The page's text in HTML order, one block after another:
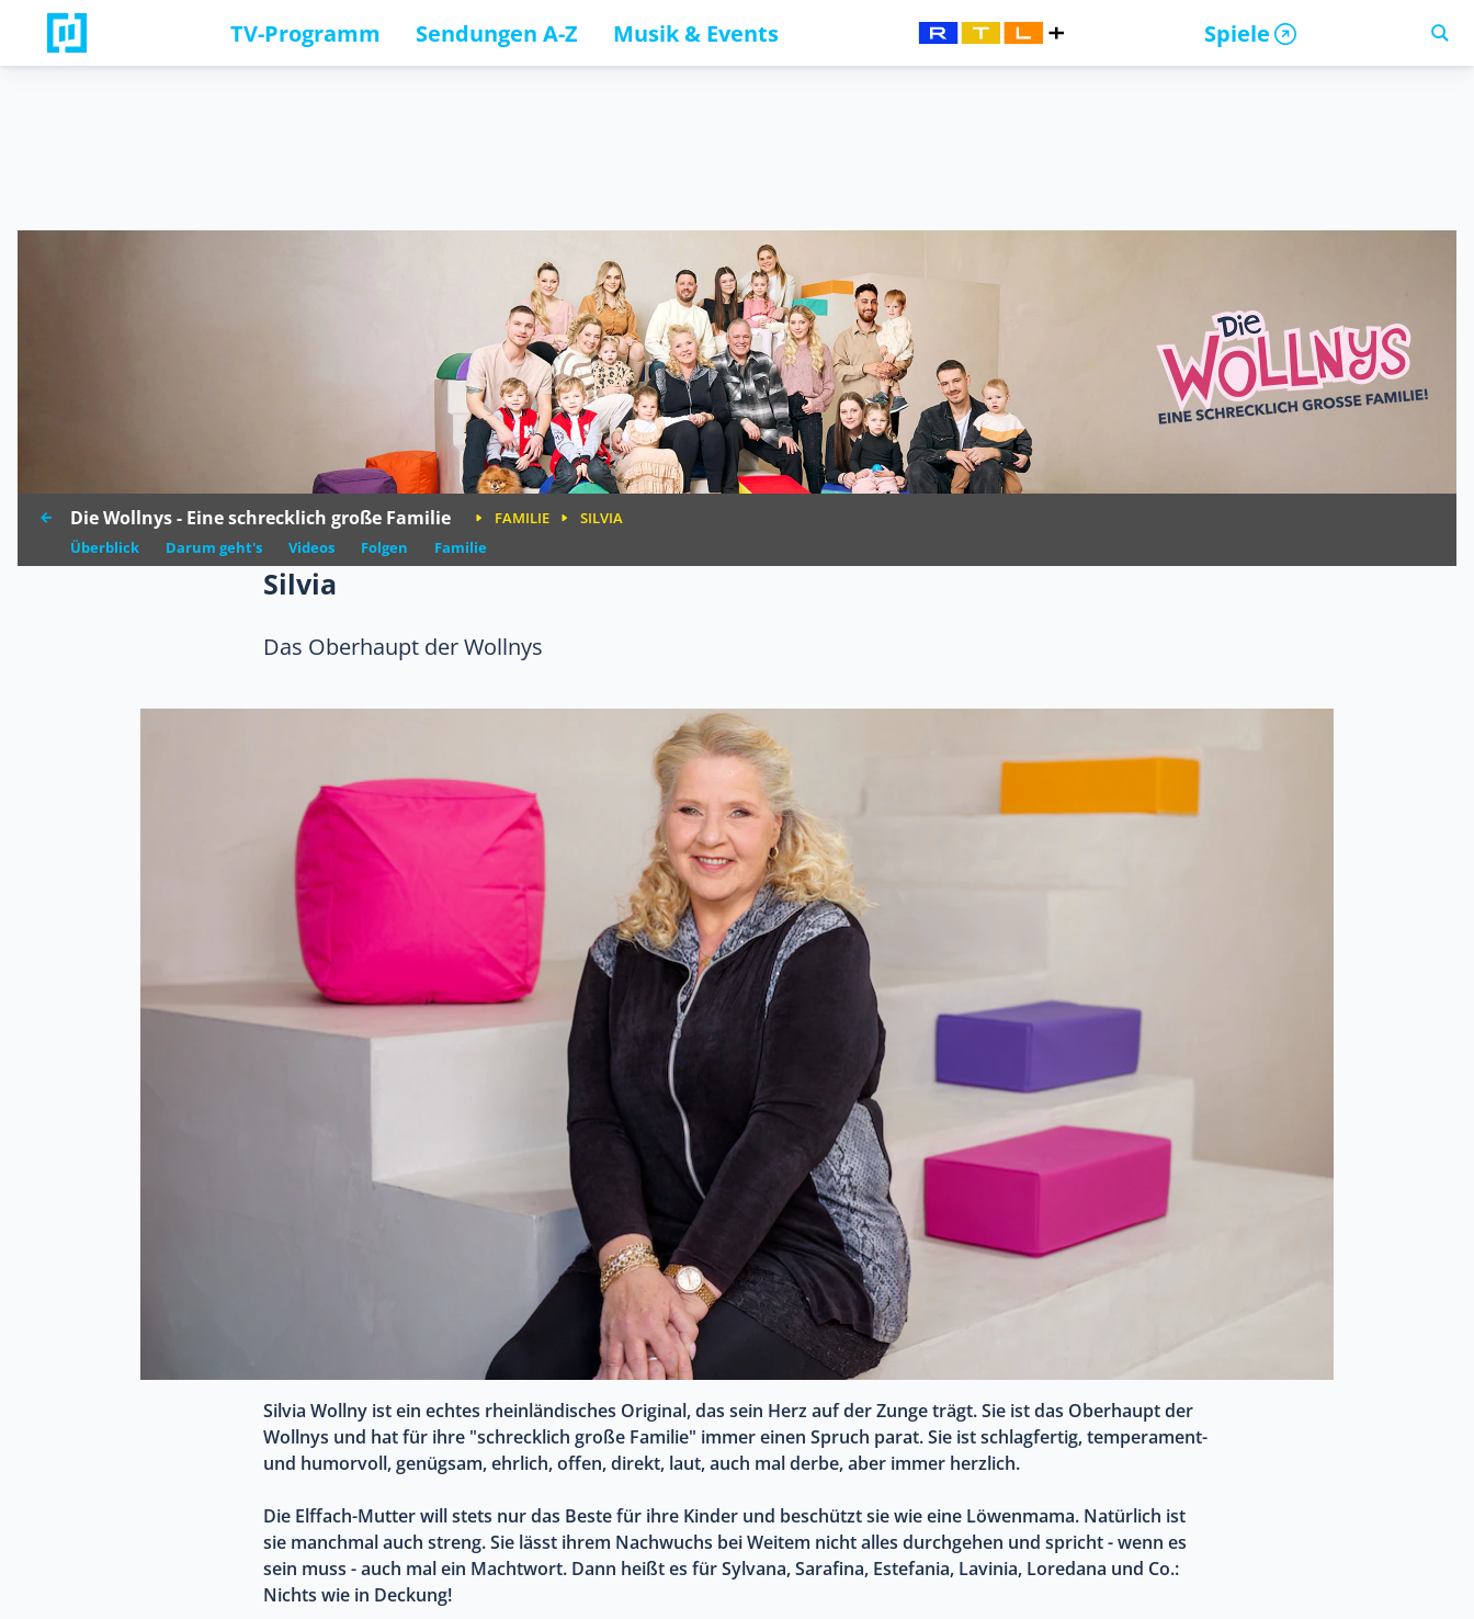
TV-Programm Sendungen A-Z Musik & Events Spiele
Die Wollnys - Eine schrecklich große Familie FAMILIE
SILVIA
Überblick
Darum geht's Videos Folgen Familie
Silvia
Das Oberhaupt der Wollnys
Silvia Wollny ist ein echtes rheinländisches Original, das sein Herz auf der Zunge trägt. Sie ist das Oberhaupt der
Wollnys und hat für ihre "schrecklich große Familie" immer einen Spruch parat. Sie ist schlagfertig, temperament-
und humorvoll, genügsam, ehrlich, offen, direkt, laut, auch mal derbe, aber immer herzlich.
Die Elffach-Mutter will stets nur das Beste für ihre Kinder und beschützt sie wie eine Löwenmama. Natürlich ist
sie manchmal auch streng. Sie lässt ihrem Nachwuchs bei Weitem nicht alles durchgehen und spricht - wenn es
sein muss - auch mal ein Machtwort. Dann heißt es für Sylvana, Sarafina, Estefania, Lavinia, Loredana und Co.:
Nichts wie in Deckung!